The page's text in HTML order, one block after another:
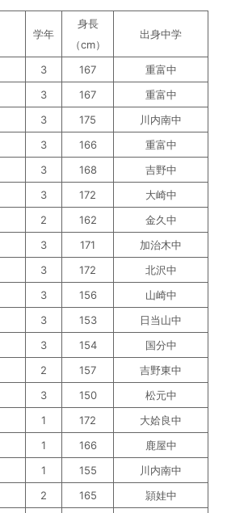
学年
身長
（cm）
出身中学
3 167
重富中
3 167
重富中
3 175
川内南中
3 166
重富中
3 168
吉野中
3 172
大崎中
2 162
金久中
3 171
加治木中
3 172
北沢中
3 156
山崎中
3 153
日当山中
3 154
国分中
2 157
吉野東中
3 150
松元中
1 172
大姶良中
1 166
鹿屋中
1 155
川内南中
2 165
頴娃中